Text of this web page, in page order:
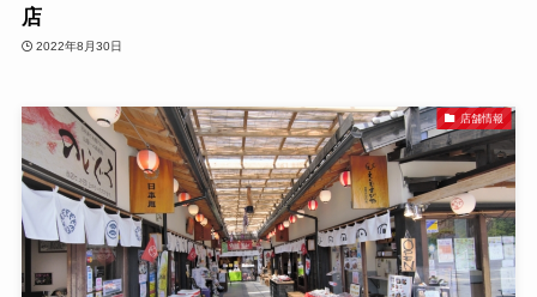
店
2022年8月30日
店舗情報